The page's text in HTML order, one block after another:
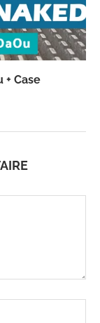
+ Case